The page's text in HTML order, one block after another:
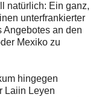
natürlich: Ein ganz,
unterfrankierter
Angebotes an den
Mexiko zu
hingegen
Laiin Leyen